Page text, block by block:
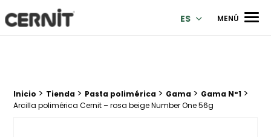
Cernit Une qualité haut de gamme pour des créations
ES MENÚ
Breadcrumb trail:
Inicio > Tienda > Pasta polimérica > Gama > Gama N°1 >
Arcilla polimérica Cernit – rosa beige Number One 56g